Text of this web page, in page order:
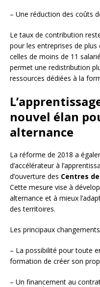
– Une réduction des coûts
Le taux de contribution
pour les entreprises de
celles de moins de 11
permet une redistribution
ressources dédiées à la
nouvel élan
alternance
La réforme de 2018 a
d’accélérateur à
d’ouverture des Centres
Cette mesure vise à
alternance et à mieux
des territoires.
Les principaux
– La possibilité pour toute
formation de créer son
– Un financement au